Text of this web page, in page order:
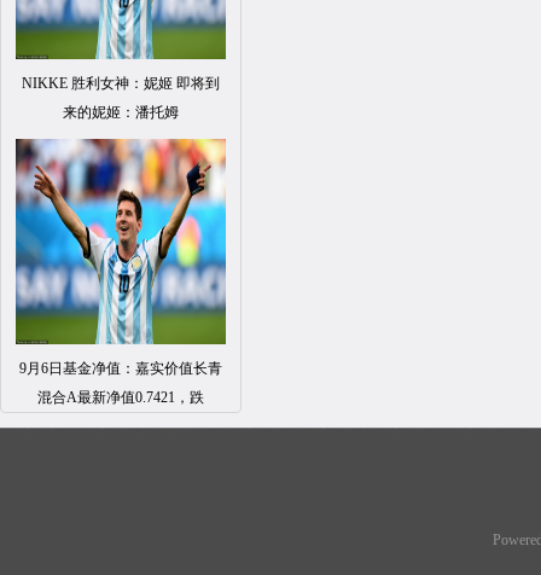
NIKKE 胜利女神：妮姬 即将到
来的妮姬：潘托姆
9月6日基金净值：嘉实价值长青
混合A最新净值0.7421，跌